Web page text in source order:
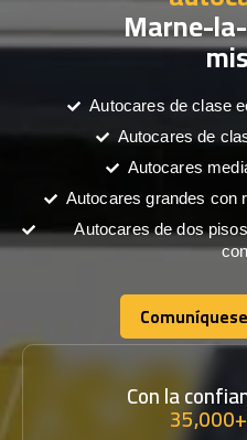
Marne-
Autocares de clase
Autocares de
Autocares
Autocares grandes con
Autocares de dos
Con la
35,000+